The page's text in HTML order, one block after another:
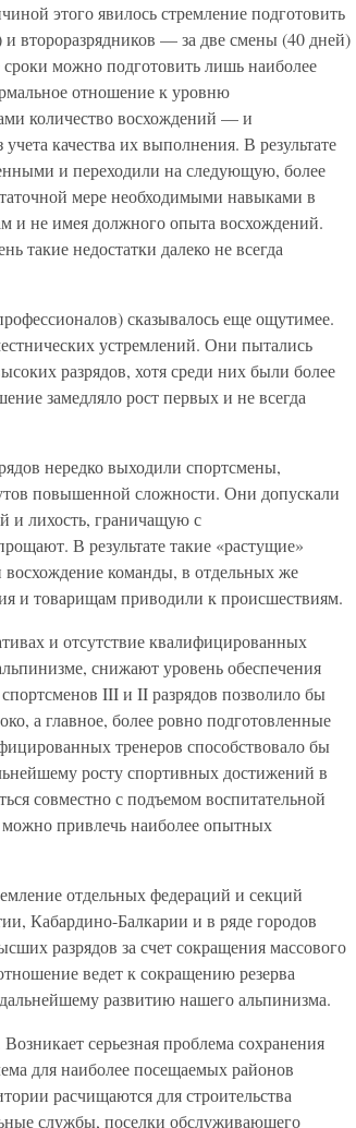
этого явилось стремление подготовить
второразрядников — за две смены (40 дней)
сроки можно подготовить лишь наиболее
отношение к уровню
количество восхождений — и
качества их выполнения. В результате
и переходили на следующую, более
мере необходимыми навыками в
и не имея должного опыта восхождений.
такие недостатки далеко не всегда
сказывалось еще ощутимее.
устремлений. Они пытались
разрядов, хотя среди них были более
замедляло рост первых и не всегда
нередко выходили спортсмены,
повышенной сложности. Они допускали
и лихость, граничащую с
В результате такие «растущие»
команды, в отдельных же
и товарищам приводили к происшествиям.
и отсутствие квалифицированных
снижают уровень обеспечения
III и II разрядов позволило бы
а главное, более ровно подготовленные
тренеров способствовало бы
росту спортивных достижений в
совместно с подъемом воспитательной
привлечь наиболее опытных
отдельных федераций и секций
Кабардино-Балкарии и в ряде городов
разрядов за счет сокращения массового
ведет к сокращению резерва
развитию нашего альпинизма.
серьезная проблема сохранения
для наиболее посещаемых районов
расчищаются для строительства
службы, поселки обслуживающего